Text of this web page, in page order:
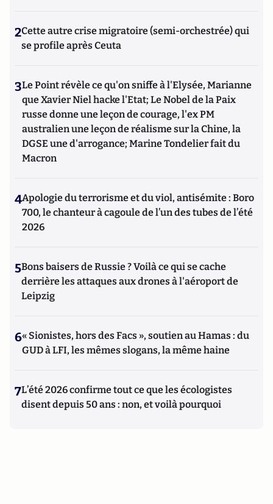
2Cette autre crise migratoire (semi-orchestrée) qui
se profile après Ceuta
3Le Point révèle ce qu'on sniffe à l'Elysée, Marianne
que Xavier Niel hacke l'Etat; Le Nobel de la Paix
russe donne une leçon de courage, l'ex PM
australien une leçon de réalisme sur la Chine, la
DGSE une d'arrogance; Marine Tondelier fait du
Macron
4Apologie du terrorisme et du viol, antisémite : Boro
700, le chanteur à cagoule de l’un des tubes de l’été
2026
5Bons baisers de Russie ? Voilà ce qui se cache
derrière les attaques aux drones à l'aéroport de
Leipzig
6« Sionistes, hors des Facs », soutien au Hamas : du
GUD à LFI, les mêmes slogans, la même haine
7L’été 2026 confirme tout ce que les écologistes
disent depuis 50 ans : non, et voilà pourquoi